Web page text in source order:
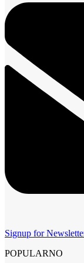
Signup for
POPULARNO